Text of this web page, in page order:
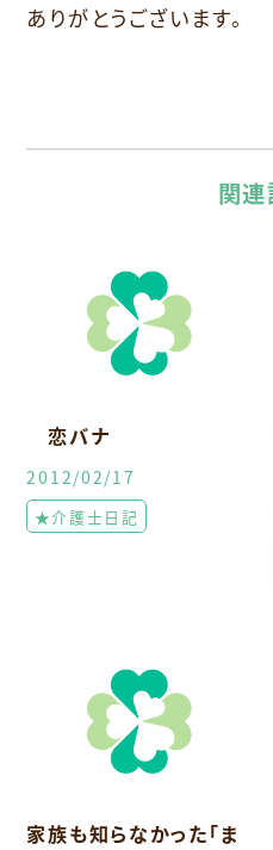
ありがとうございます。
関
恋バナ
2012/02/17
★介護士日記
家族も知らなかった「ま